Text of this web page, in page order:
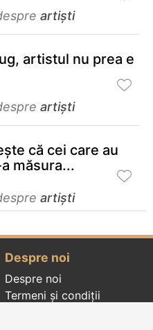
artiști
artistul nu prea e
artiști
că cei care au
măsura...
artiști
Despre noi
Despre noi
Termeni și condiții